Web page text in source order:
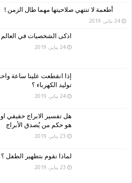
أطعمة لا تنتهي صلاحيتها مهما طال الزمن !
24 يناير، 2019
اذكى الشخصيات في العالم
24 يناير، 2019
إذا انقطعت علينا ساعة
توليد الكهرباء ؟
24 يناير، 2019
هل تفسير الابراج حقيقي
هو حكم من يُصدق الأبراج
23 يناير، 2019
لماذا نقوم بتطهير الطفل ؟
23 يناير، 2019